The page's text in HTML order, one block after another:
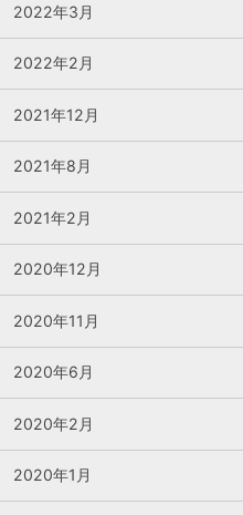
2022年3月
2022年2月
2021年12月
2021年8月
2021年2月
2020年12月
2020年11月
2020年6月
2020年2月
2020年1月